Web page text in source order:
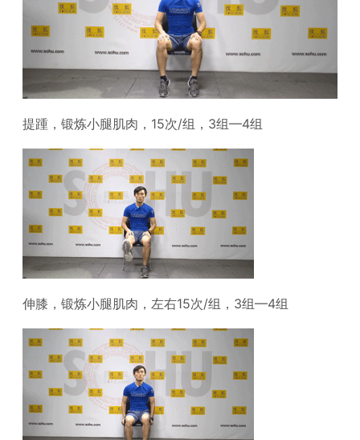
提踵，锻炼小腿肌肉，15次/组，3组—4组
伸膝，锻炼小腿肌肉，左右15次/组，3组—4组